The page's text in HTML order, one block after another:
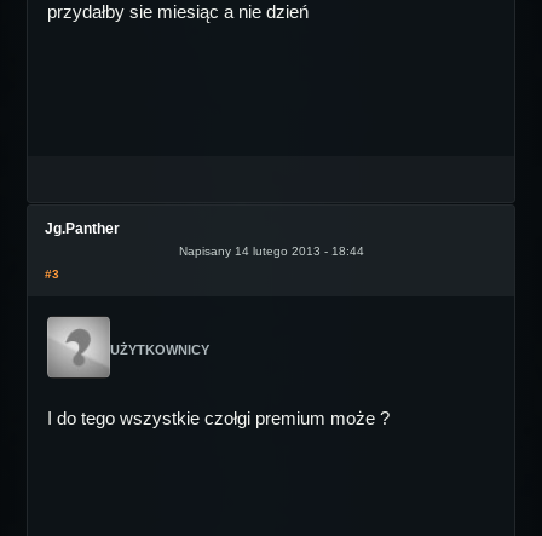
przydałby sie miesiąc a nie dzień
Jg.Panther
Napisany 14 lutego 2013 - 18:44
#3
UŻYTKOWNICY
I do tego wszystkie czołgi premium może ?